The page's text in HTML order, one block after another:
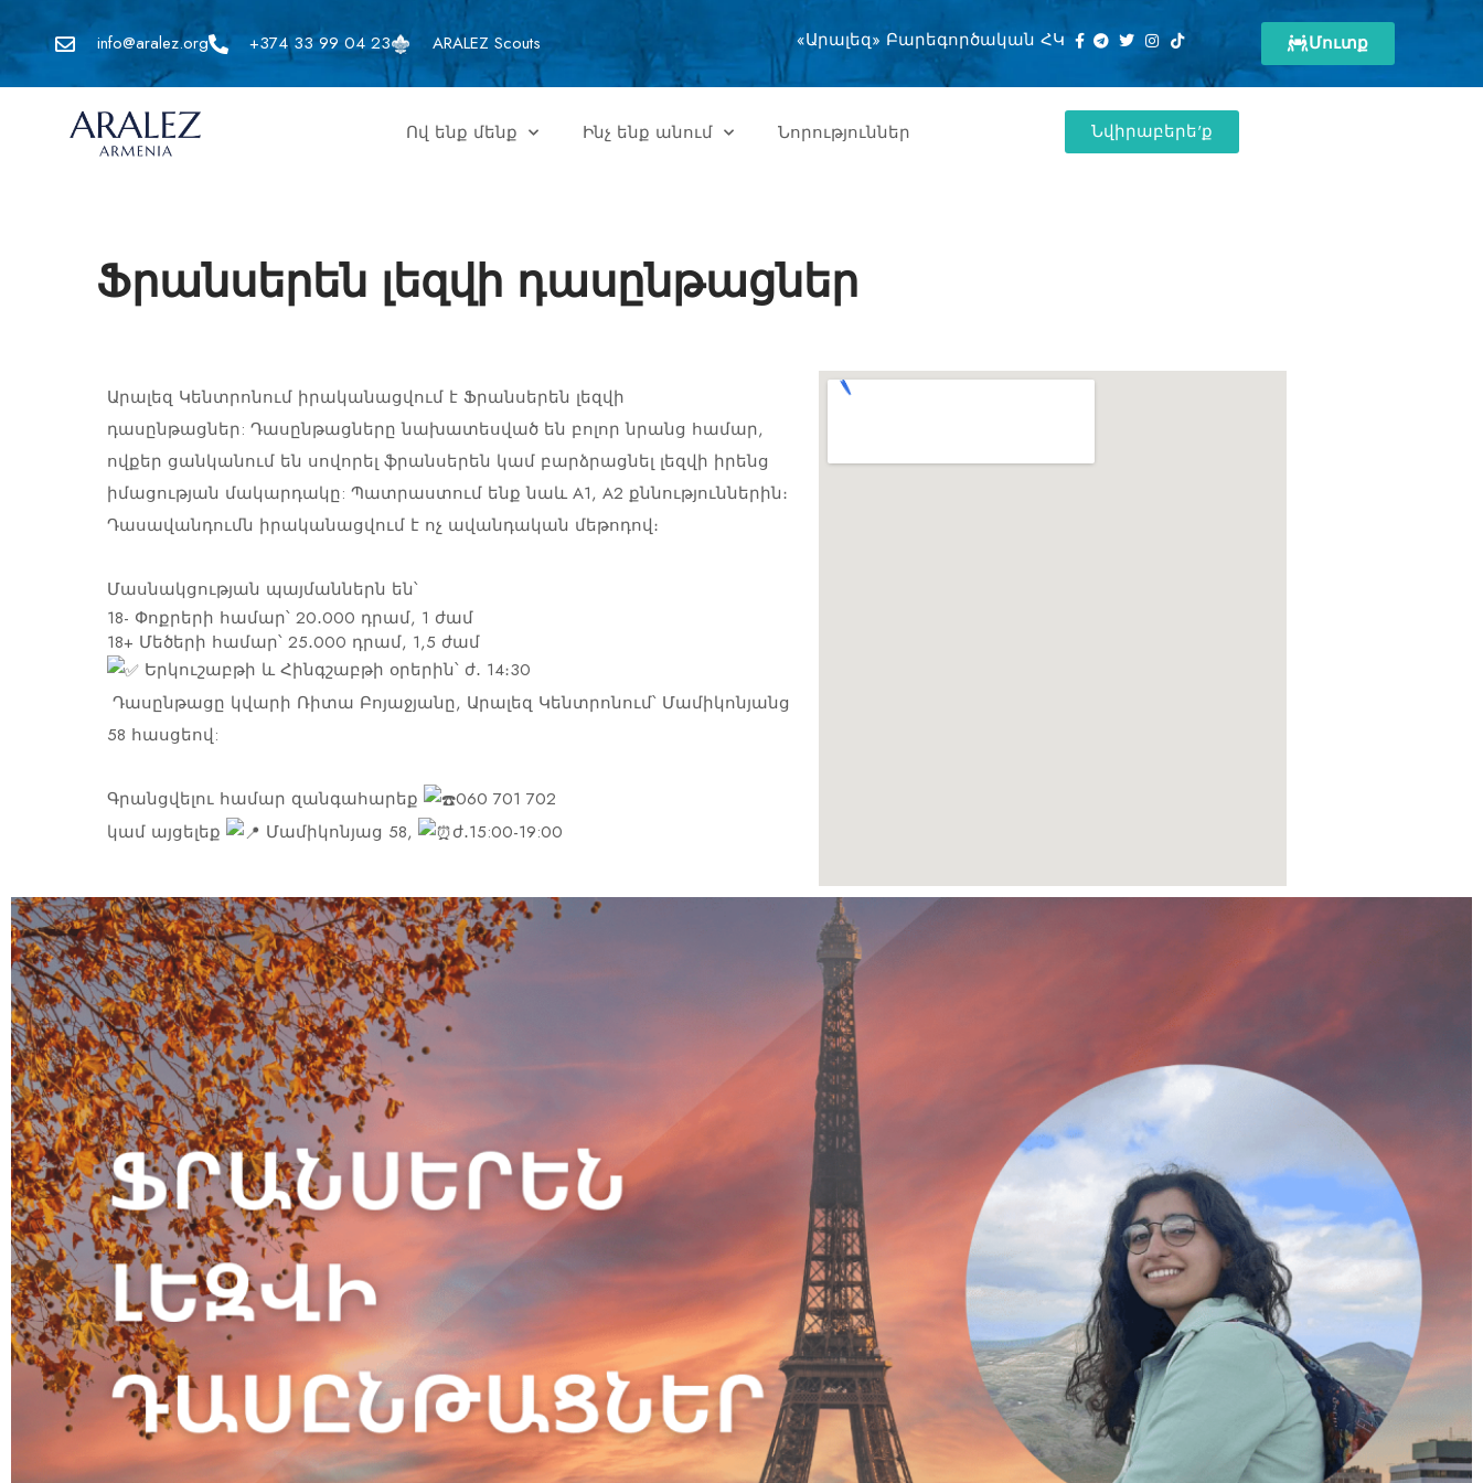
info@aralez.org +374 33 99 04 23 ARALEZ Scouts «Արալեզ» Բարեգործական ՀԿ Մուտք
Ով ենք մենք Ինչ ենք անում Նորություններ Նվիրաբերե'ք
Ֆրանսերեն լեզվի դասընթացներ
Արալեզ Կենտրոնում իրականացվում է Ֆրանսերեն լեզվի
դասընթացներ: Դասընթացները նախատեսված են բոլոր նրանց համար,
ովքեր ցանկանում են սովորել ֆրանսերեն կամ բարձրացնել լեզվի իրենց
իմացության մակարդակը: Պատրաստում ենք նաև A1, A2 քննություններին։
Դասավանդումն իրականացվում է ոչ ավանդական մեթոդով։
Մասնակցության պայմաններն են՝
18- Փոքրերի համար՝ 20․000 դրամ, 1 ժամ
18+ Մեծերի համար՝ 25․000 դրամ, 1,5 ժամ
Երկուշաբթի և Հինգշաբթի օրերին՝ ժ․ 14։30
Դասընթացը կվարի Ռիտա Բոյաջյանը, Արալեզ Կենտրոնում՝ Մամիկոնյանց
58 հասցեով:
Գրանցվելու համար զանգահարեք
060 701 702
կամ այցելեք
Մամիկոնյաց 58, ժ․15:00-19:00